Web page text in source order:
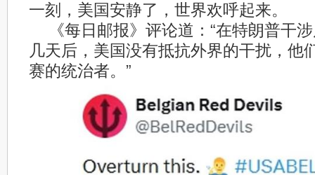
一刻，美国安静了，世界欢呼起来。
《每日邮报》评论道：“在特朗普干
几天后，美国没有抵抗外界的干扰，他
赛的统治者。”